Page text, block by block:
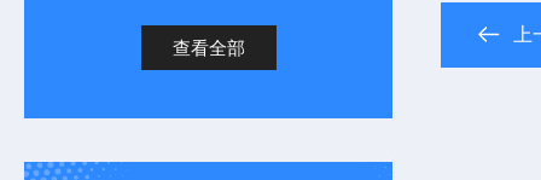
查看全部